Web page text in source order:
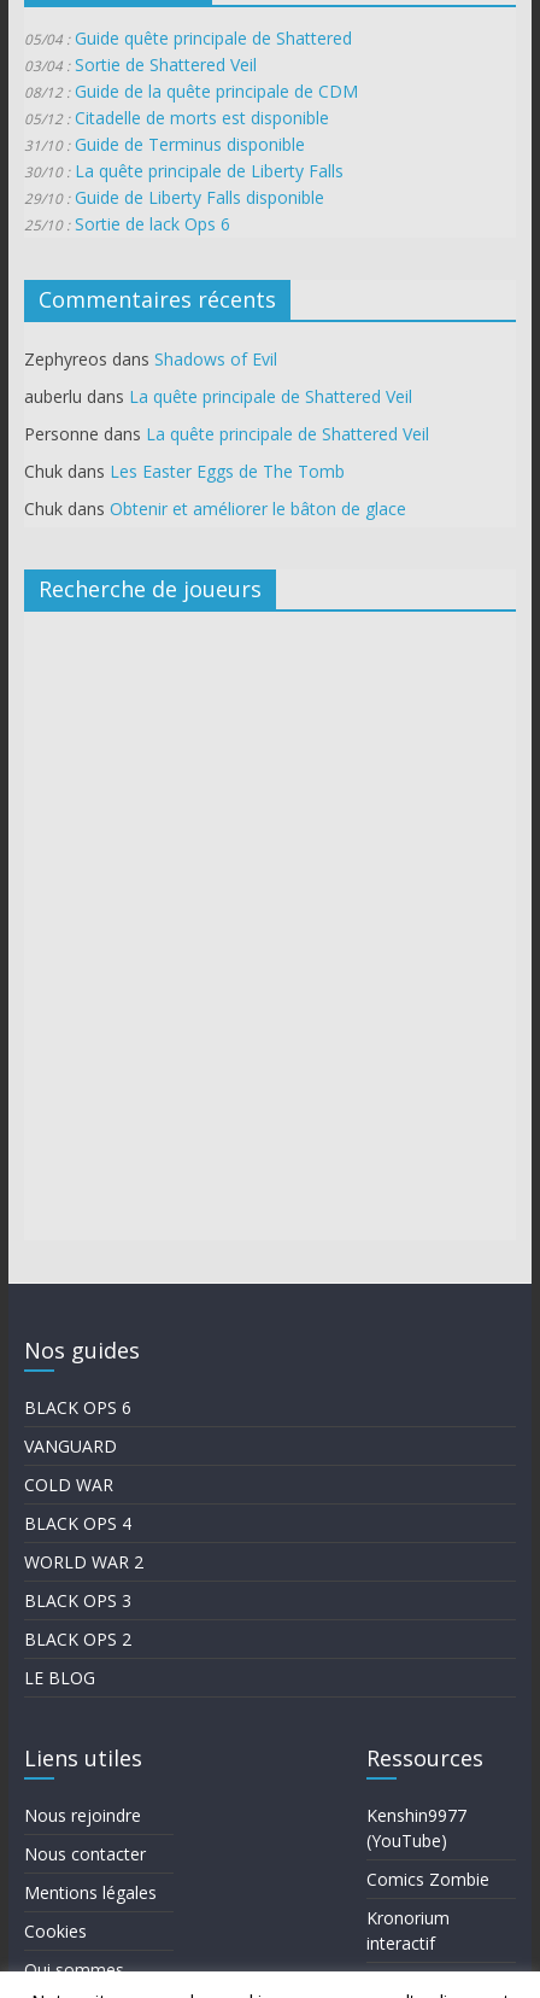
05/04 : Guide quête principale de Shattered
03/04 : Sortie de Shattered Veil
08/12 : Guide de la quête principale de CDM
05/12 : Citadelle de morts est disponible
31/10 : Guide de Terminus disponible
30/10 : La quête principale de Liberty Falls
29/10 : Guide de Liberty Falls disponible
25/10 : Sortie de lack Ops 6
Commentaires récents
Zephyreos dans Shadows of Evil
auberlu dans La quête principale de Shattered Veil
Personne dans La quête principale de Shattered Veil
Chukdans Les Easter Eggs de The Tomb
Chukdans Obtenir et améliorer le bâton de glace
Recherche de joueurs
Nos guides
BLACK OPS 6
VANGUARD
COLD WAR
BLACK OPS 4
WORLD WAR 2
BLACK OPS 3
BLACK OPS 2
LE BLOG
Liens utiles
Nous rejoindre
Nous contacter
Mentions légales
Cookies
Qui sommes-
Ressources
Kenshin9977
(YouTube)
Comics Zombie
Kronorium
interactif